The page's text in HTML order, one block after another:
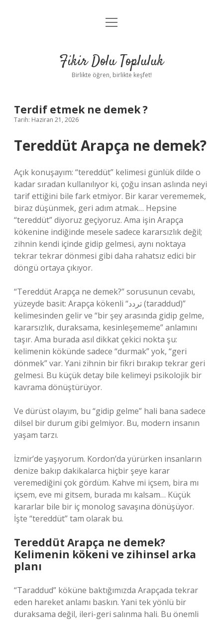
Anasayfa
Yasal Uyarı
menüyü
Fikir Dolu Topluluk
Birlikte öğren, birlikte keşfet!
Terdif etmek ne demek ?
Tarih: Haziran 21, 2026
Tereddüt Arapça ne demek?
Açık konuşayım: “tereddüt” kelimesi günlük dilde o
kadar sıradan kullanılıyor ki, çoğu insan aslında neyi
tarif ettiğini bile fark etmiyor. Bir karar verememek,
biraz düşünmek, geri adım atmak… Hepsine
“tereddüt” diyoruz geçiyoruz. Ama işin Arapça
kökenine indiğinde mesele sadece kararsızlık değil;
zihnin kendi içinde gidip gelmesi, aynı noktaya
tekrar tekrar dönmesi gibi daha rahatsız edici bir
döngü ortaya çıkıyor.
“Tereddüt Arapça ne demek?” sorusunun cevabı,
yüzeyde basit: Arapça kökenli “تردد (taraddud)”
kelimesinden gelir ve “bir şey arasında gidip gelme,
kararsızlık, duraksama, kesinleşememe” anlamını
taşır. Ama burada asıl dikkat çekici nokta şu:
kelimenin kökünde sadece “durmak” yok, “geri
dönmek” var. Yani zihnin bir fikri bırakıp tekrar geri
gelmesi. Bu küçük detay bile kelimeyi psikolojik bir
kavrama dönüştürüyor.
Ve dürüst olayım, bu “gidip gelme” hali bana sadece
dilsel bir durum gibi gelmiyor. Bu, modern insanın
yaşam tarzı.
İzmir’de yaşıyorum. Kordon’da yürürken insanların
denize bakıp dakikalarca hiçbir şeye karar
veremediğini çok gördüm. Kahve mi içsem, bira mı
içsem, eve mi gitsem, burada mı kalsam… Küçük
kararlar bile bir iç monolog savaşına dönüşüyor.
İşte “tereddüt” tam olarak bu.
Tereddüt Arapça ne demek?
Kelimenin kökeni ve zihinsel arka
planı
“Taraddud” köküne baktığımızda Arapçada tekrar
eden hareket anlamı baskın. Yani tek yönlü bir
duraksama değil, ileri-geri salınma hali. Bu önemli